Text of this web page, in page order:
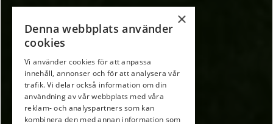
×
Denna webbplats använder
cookies
Vi använder cookies för att anpassa
innehåll, annonser och för att analysera vår
trafik. Vi delar också information om din
användning av vår webbplats med våra
reklam- och analyspartners som kan
kombinera den med annan information som